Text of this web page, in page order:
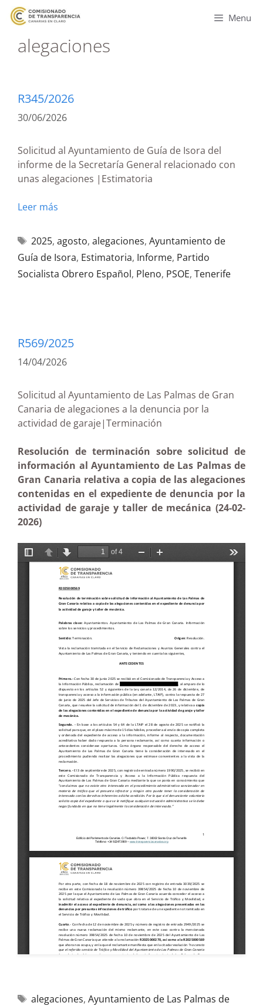
Menu
alegaciones
R345/2026
30/06/2026
Solicitud al Ayuntamiento de Guía de Isora del
informe de la Secretaría General relacionado con
unas alegaciones |Estimatoria
Leer más
2025, agosto, alegaciones, Ayuntamiento de
Guía de Isora, Estimatoria, Informe, Partido
Socialista Obrero Español, Pleno, PSOE, Tenerife
R569/2025
14/04/2026
Solicitud al Ayuntamiento de Las Palmas de Gran
Canaria de alegaciones a la denuncia por la
actividad de garaje|Terminación
Resolución de terminación sobre solicitud de
información al Ayuntamiento de Las Palmas de
Gran Canaria relativa a copia de las alegaciones
contenidas en el expediente de denuncia por la
actividad de garaje y taller de mecánica (24-02-
2026)
alegaciones, Ayuntamiento de Las Palmas de